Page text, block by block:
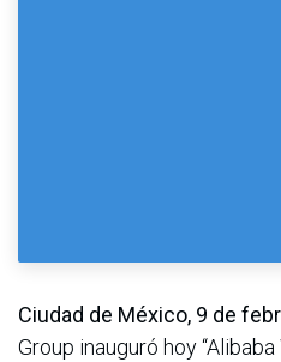
Ciudad de México, 9 de
Group inauguró hoy